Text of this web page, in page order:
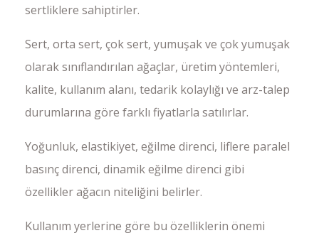
sertliklere sahiptirler.
Sert, orta sert, çok sert, yumuşak ve çok yumuşak
olarak sınıflandırılan ağaçlar, üretim yöntemleri,
kalite, kullanım alanı, tedarik kolaylığı ve arz-talep
durumlarına göre farklı fiyatlarla satılırlar.
Yoğunluk, elastikiyet, eğilme direnci, liflere paralel
basınç direnci, dinamik eğilme direnci gibi
özellikler ağacın niteliğini belirler.
Kullanım yerlerine göre bu özelliklerin önemi